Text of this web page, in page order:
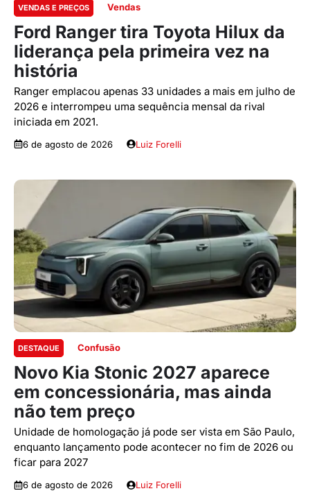
VENDAS E PREÇOS Vendas
Ford Ranger tira Toyota Hilux da
liderança pela primeira vez na
história
Ranger emplacou apenas 33 unidades a mais em julho de
2026 e interrompeu uma sequência mensal da rival
iniciada em 2021.
6 de agosto de 2026 Luiz Forelli
DESTAQUE Confusão
Novo Kia Stonic 2027 aparece
em concessionária, mas ainda
não tem preço
Unidade de homologação já pode ser vista em São Paulo,
enquanto lançamento pode acontecer no fim de 2026 ou
ficar para 2027
6 de agosto de 2026 Luiz Forelli